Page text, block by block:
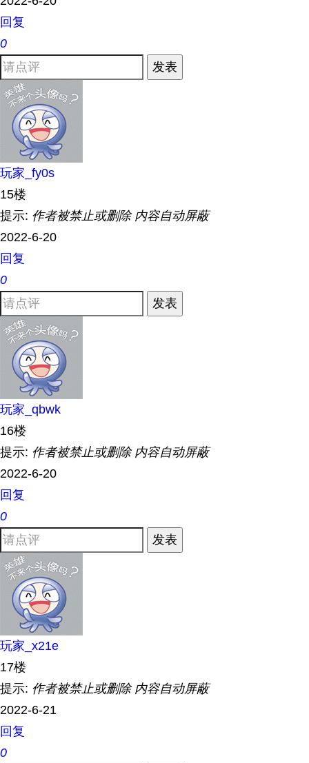
回复
0
发表
玩家_fy0s
15楼
提示: 作者被禁止或删除 内容自动屏蔽
2022-6-20
回复
0
发表
玩家_qbwk
16楼
提示: 作者被禁止或删除 内容自动屏蔽
2022-6-20
回复
0
发表
玩家_x21e
17楼
提示: 作者被禁止或删除 内容自动屏蔽
2022-6-21
回复
0